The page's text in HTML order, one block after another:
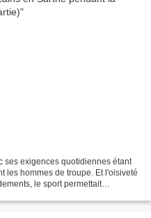
ses exigences quotidiennes étant
les hommes de troupe. Et l'oisiveté
le sport permettait